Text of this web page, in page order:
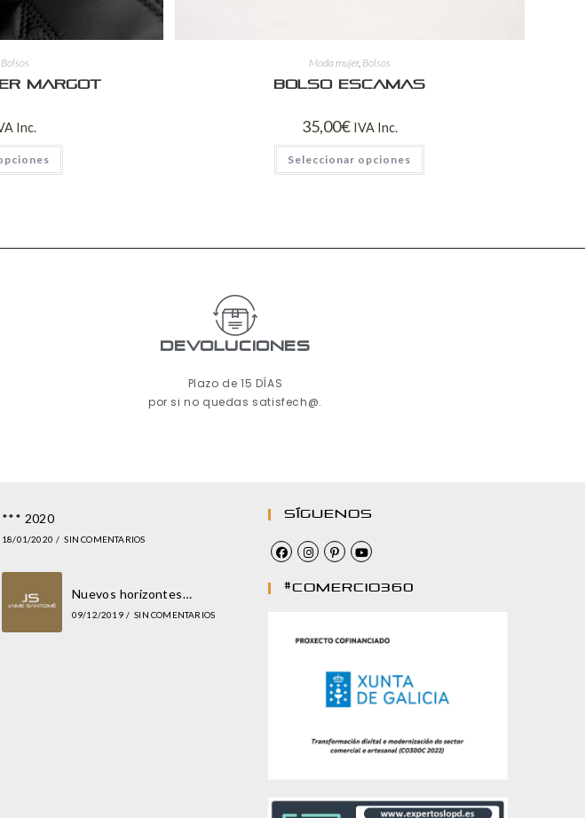
Bolsos
Margot
Inc.
Moda mujer, Bolsos
Bolso escamas
35,00€ IVA Inc.
Seleccionar opciones
Devoluciones
Plazo de 15 DÍAS
por si no quedas satisfech@.
*** 2020
18/01/2020 / SIN COMENTARIOS
Nuevos horizontes…
09/12/2019 / SIN COMENTARIOS
Síguenos
#comercio360